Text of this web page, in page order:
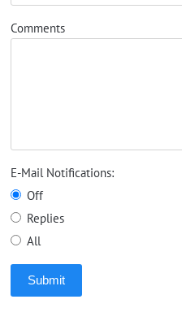
Comments
E-Mail Notifications:
Off
Replies
All
Submit